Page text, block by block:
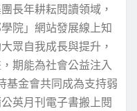
長年耕耘閱讀領域，
院」網站發展線上知
眾自我成長與提升，
期能為社會公益注入
基金會共同成為支持弱
英月刊電子書搬上閱